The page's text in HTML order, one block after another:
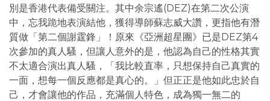
別是香港代表備受關注。其中余宗遙(DEZ)在第二次公演
中，忘我跪地表演結他，獲得導師蘇志威大讚，更指他有潛
質做「第二個謝霆鋒」！原來《亞洲超星團》已是DEZ第4
次參加的真人騷，但讓人意外的是，他認為自己的性格其實
不太適合演出真人騷，「我比較直率，只想保持自己真實的
一面，想每一個反應都是真心的。」但正正是他如此忠於自
己，才會讓他的作品，充滿個人特色，成為獨一無二的